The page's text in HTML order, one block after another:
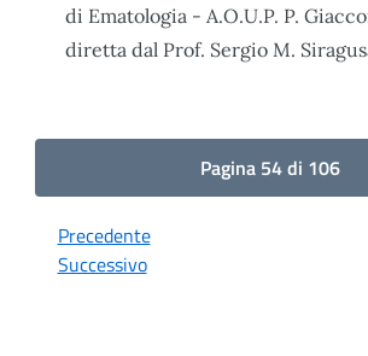
di Ematologia - A.O.U.P. P.
diretta dal Prof. Sergio M.
Pagina 54 di 106
Precedente
Successivo